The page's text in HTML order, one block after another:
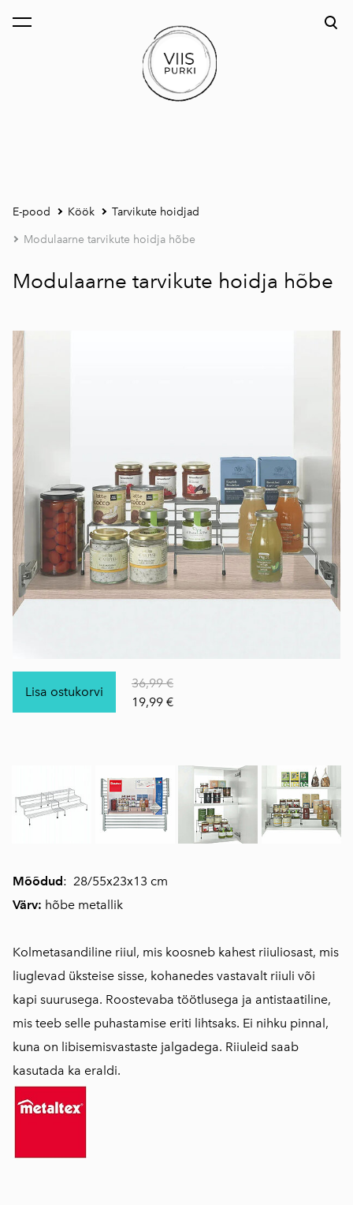
lisati ostukorvi. Vaata ostukorvi
E-pood Köök Tarvikute hoidjad
Modulaarne tarvikute hoidja hõbe
Mõõdud: 28/55x23x13 cm
Värv: hõbe metallik
Kolmetasandiline riiul, mis koosneb kahest riiuliosast, mis
liuglevad üksteise sisse, kohanedes vastavalt riiuli või
kapi suurusega. Roostevaba töötlusega ja antistaatiline,
mis teeb selle puhastamise eriti lihtsaks. Ei nihku pinnal,
kuna on libisemisvastaste jalgadega. Riiuleid saab
kasutada ka eraldi.
Modulaarne tarvikute hoidja hõbe
Lisa ostukorvi
36,99 €
19,99 €